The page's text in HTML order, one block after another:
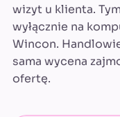
wizyt u klienta.
wyłącznie na
Wincon.
sama wycena
ofertę.